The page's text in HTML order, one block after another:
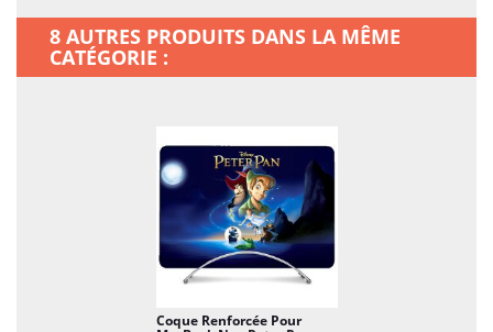
8 AUTRES PRODUITS DANS LA MÊME
CATÉGORIE :
Coque Renforcée Pour